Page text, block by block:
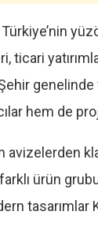
Somtaş Avize
4.5
ticari
hem de
avizelerden
ürün
tasarımlar